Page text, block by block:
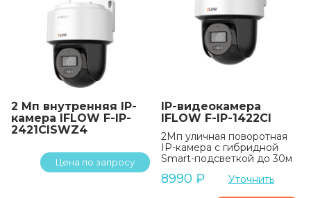
2 Мп внутренняя IP-
камера IFLOW F-IP-
2421CISWZ4
Цена по запросу
IP-видеокамера
IFLOW F-IP-1422CI
2Мп уличная поворотная
IP-камера с гибридной
Smart-подсветкой до 30м
8990 ₽ Уточнить